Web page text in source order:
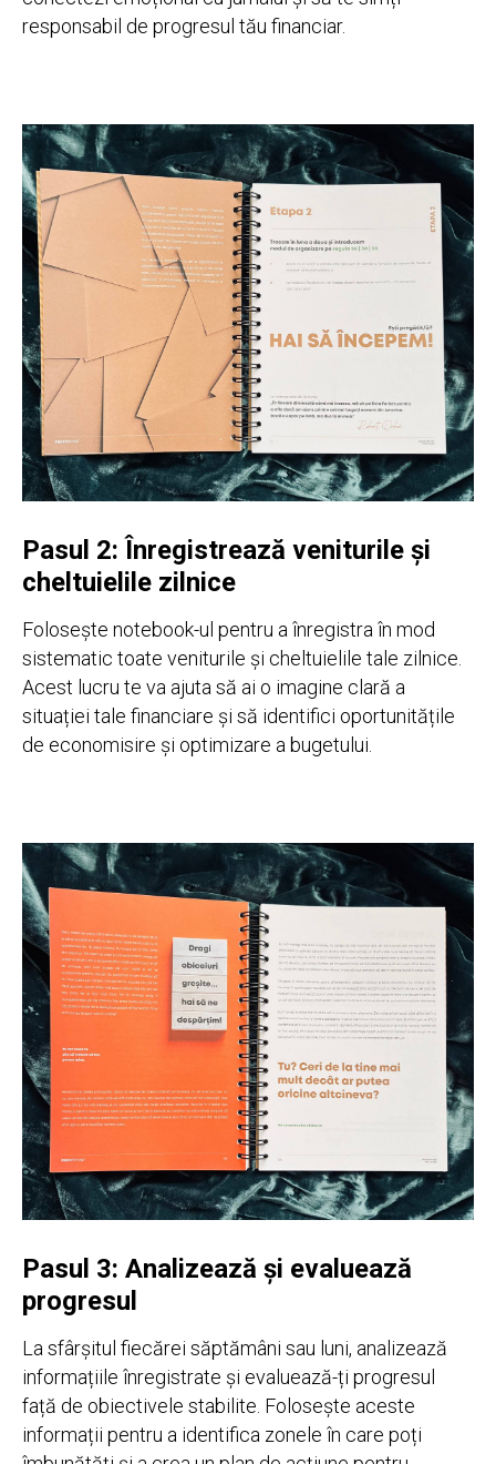
responsabil de progresul tău financiar.
Pasul 2: Înregistrează veniturile și
cheltuielile zilnice
Folosește notebook-ul pentru a înregistra în mod
sistematic toate veniturile și cheltuielile tale zilnice.
Acest lucru te va ajuta să ai o imagine clară a
situației tale financiare și să identifici oportunitățile
de economisire și optimizare a bugetului.
Pasul 3: Analizează și evaluează
progresul
La sfârșitul fiecărei săptămâni sau luni, analizează
informațiile înregistrate și evaluează-ți progresul
față de obiectivele stabilite. Folosește aceste
informații pentru a identifica zonele în care poți